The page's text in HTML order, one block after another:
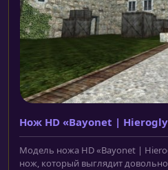
Нож HD «Bayonet |
Модель ножа HD «Bayonet |
нож, который выглядит